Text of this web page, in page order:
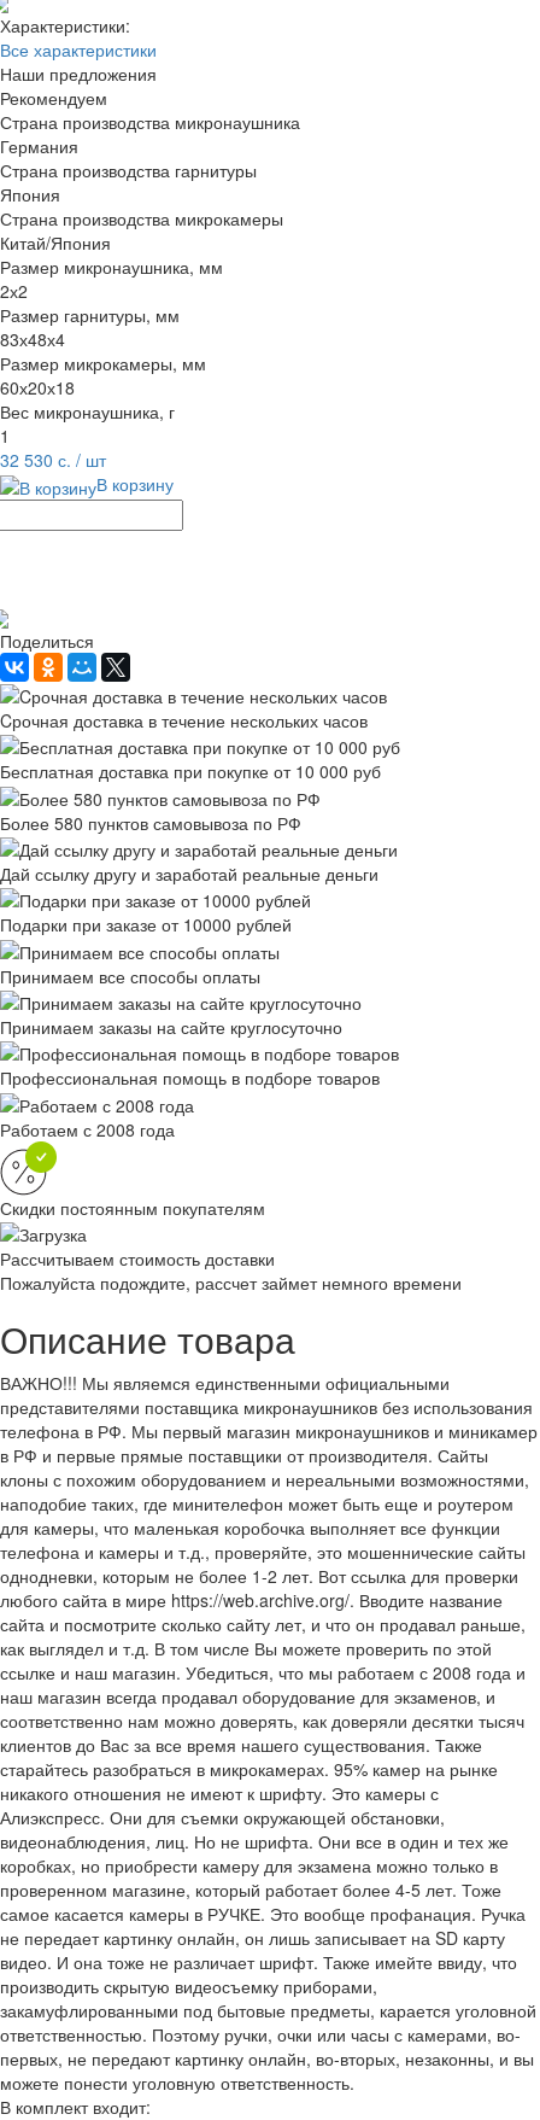
Характеристики:
Все характеристики
Наши предложения
Рекомендуем
Страна производства микронаушника
Германия
Страна производства гарнитуры
Япония
Страна производства микрокамеры
Китай/Япония
Размер микронаушника, мм
2х2
Размер гарнитуры, мм
83х48х4
Размер микрокамеры, мм
60х20х18
Вес микронаушника, г
1
32 530 с. / шт
В корзину
Поделиться
Cрочная доставка в течение нескольких часов
Бесплатная доставка при покупке от 10 000 руб
Более 580 пунктов самовывоза по РФ
Дай ссылку другу и заработай реальные деньги
Подарки при заказе от 10000 рублей
Принимаем все способы оплаты
Принимаем заказы на сайте круглосуточно
Профессиональная помощь в подборе товаров
Работаем с 2008 года
Скидки постоянным покупателям
Рассчитываем стоимость доставки
Пожалуйста подождите, рассчет займет немного времени
Описание товара
ВАЖНО!!! Мы являемся единственными официальными
представителями поставщика микронаушников без использования
телефона в РФ. Мы первый магазин микронаушников и миникамер
в РФ и первые прямые поставщики от производителя. Сайты
клоны с похожим оборудованием и нереальными возможностями,
наподобие таких, где минителефон может быть еще и роутером
для камеры, что маленькая коробочка выполняет все функции
телефона и камеры и т.д., проверяйте, это мошеннические сайты
однодневки, которым не более 1-2 лет. Вот ссылка для проверки
любого сайта в мире https://web.archive.org/. Вводите название
сайта и посмотрите сколько сайту лет, и что он продавал раньше,
как выглядел и т.д. В том числе Вы можете проверить по этой
ссылке и наш магазин. Убедиться, что мы работаем с 2008 года и
наш магазин всегда продавал оборудование для экзаменов, и
соответственно нам можно доверять, как доверяли десятки тысяч
клиентов до Вас за все время нашего существования. Также
старайтесь разобраться в микрокамерах. 95% камер на рынке
никакого отношения не имеют к шрифту. Это камеры с
Алиэкспресс. Они для съемки окружающей обстановки,
видеонаблюдения, лиц. Но не шрифта. Они все в один и тех же
коробках, но приобрести камеру для экзамена можно только в
проверенном магазине, который работает более 4-5 лет. Тоже
самое касается камеры в РУЧКЕ. Это вообще профанация. Ручка
не передает картинку онлайн, он лишь записывает на SD карту
видео. И она тоже не различает шрифт. Также имейте ввиду, что
производить скрытую видеосъемку приборами,
закамуфлированными под бытовые предметы, карается уголовной
ответственностью. Поэтому ручки, очки или часы с камерами, во-
первых, не передают картинку онлайн, во-вторых, незаконны, и вы
можете понести уголовную ответственность.
В комплект входит: